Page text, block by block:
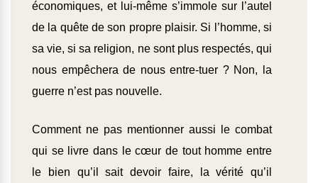
économiques, et lui-même s’immole sur l’autel
de la quête de son propre plaisir. Si l’homme, si
sa vie, si sa religion, ne sont plus respectés, qui
nous empêchera de nous entre-tuer ? Non, la
guerre n’est pas nouvelle.
Comment ne pas mentionner aussi le combat
qui se livre dans le cœur de tout homme entre
le bien qu’il sait devoir faire, la vérité qu’il